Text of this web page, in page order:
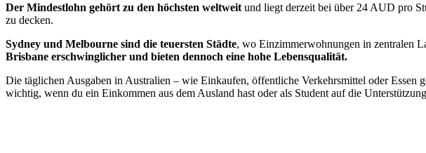
Der Mindestlohn gehört zu den höchsten weltweit und liegt derzeit bei über 24 AUD pro
zu decken.
Sydney und Melbourne sind die teuersten Städte, wo Einzimmerwohnungen in zentralen
Brisbane erschwinglicher und bieten dennoch eine hohe Lebensqualität.
Die täglichen Ausgaben in Australien – wie Einkaufen, öffentliche Verkehrsmittel oder
wichtig, wenn du ein Einkommen aus dem Ausland hast oder als Student auf die